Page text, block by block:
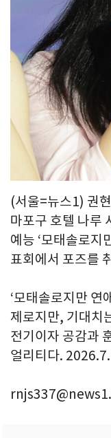
(서울=뉴스1) 권
마포구 호텔 나루
예능 ‘모태솔로지
표회에서 포즈를
‘​모태솔로지만 연
제로지만, 기대치
전기이자 공감과
얼리티​다.